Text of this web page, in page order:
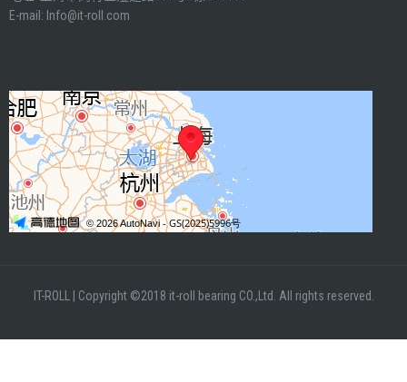
E-mail: Info@it-roll.com
IT-ROLL Copyright ©2018 it-roll bearing CO.,Ltd. All rights reserved.